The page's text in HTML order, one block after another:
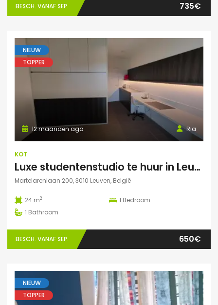
BESCH. VANAF SEP. 735€
NIEUW
TOPPER
Ria
12 maanden ago
KOT
Luxe studentenstudio te huur in Leuven
Martelarenlaan 200, 3010 Leuven, België
24 m2 1 Bedroom
1 Bathroom
BESCH. VANAF SEP. 650€
NIEUW
TOPPER